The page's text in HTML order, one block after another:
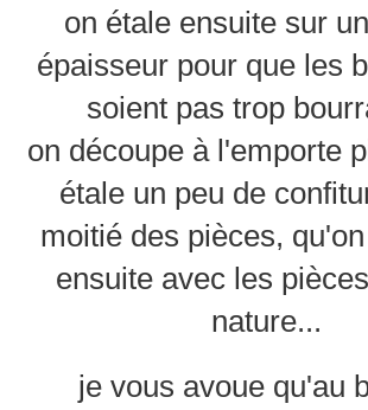
on étale ensuite sur
épaisseur pour que les
soient pas trop
on découpe à l'emporte
étale un peu de
moitié des pièces,
ensuite avec les
nature...
je vous avoue qu'au